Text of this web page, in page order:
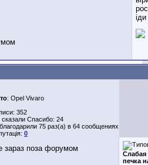
: Opel Vivaro
352
Спасибо: 24
75 раз(а) в 64 сообщениях
0
Слабая
печка